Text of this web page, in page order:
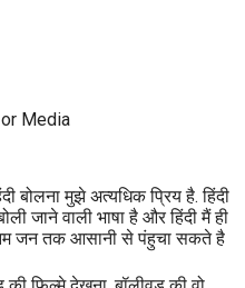
Media
बोलना मुझे अत्यधिक प्रिय है. हिंदी
जाने वाली भाषा है और हिंदी मैं ही
जन तक आसानी से पंहुचा सकते है